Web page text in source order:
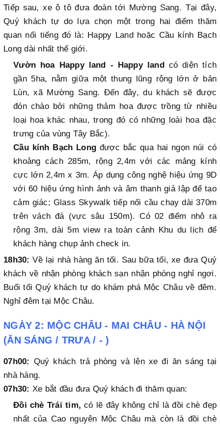
Tiếp sau, xe ô tô đưa đoàn tới Mường Sang. Tại đây,
Quý khách tự do lựa chọn một trong hai điểm thăm
quan nổi tiếng đó là: Happy Land hoặc Cầu kính Bạch
Long dài nhất thế giới.
Vườn hoa Happy land - Happy land có diện tích
gần 5ha, nằm giữa một thung lũng rộng lớn ở bản
Lùn, xã Mường Sang. Đến đây, du khách sẽ được
đón chào bởi những thảm hoa được trồng từ nhiều
loại hoa khác nhau, trong đó có những loài hoa đặc
trưng của vùng Tây Bắc).
Cầu kính Bạch Long được bắc qua hai ngọn núi có
khoảng cách 285m, rộng 2,4m với các mảng kính
cực lớn 2,4m x 3m. Áp dụng công nghệ hiệu ứng 9D
với 60 hiệu ứng hình ảnh và âm thanh giả lập để tạo
cảm giác; Glass Skywalk tiếp nối cầu chạy dài 370m
trên vách đá (vực sâu 150m). Có 02 điểm nhô ra
rộng 3m, dài 5m view ra toàn cảnh Khu du lịch để
khách hàng chụp ảnh check in.
18h30:Về lại nhà hàng ăn tối. Sau bữa tối, xe đưa Quý
khách về nhận phòng khách sạn nhận phòng nghỉ ngơi.
Buổi tối Quý khách tự do khám phá Mộc Châu về đêm.
Nghỉ đêm tại Mộc Châu.
NGÀY 2: MỘC CHÂU - MAI CHÂU - HÀ NỘI
(ĂN SÁNG / TRƯA / - )
07h00: Quý khách trả phòng và lên xe đi ăn sáng tại
nhà hàng.
07h30: Xe bắt đầu đưa Quý khách đi thăm quan:
Đồi chè Trái tim,có lẽ đây không chỉ là đồi chè đẹp
nhất của Cao nguyên Mộc Châu mà còn là đồi chè